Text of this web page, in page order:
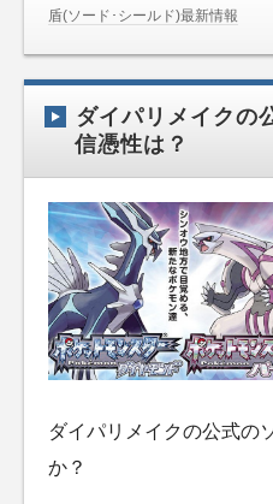
盾(ソード･シールド)最新情報
ダイパリメイクの
信憑性は？
ダイパリメイクの公式の
か？